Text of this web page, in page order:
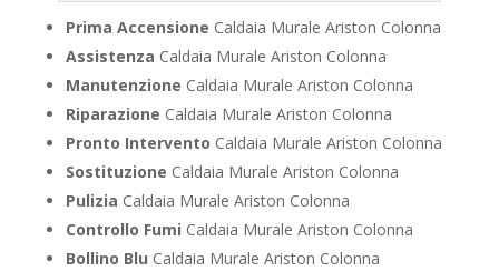
Prima Accensione Caldaia Murale Ariston Colonna
Assistenza Caldaia Murale Ariston Colonna
Manutenzione Caldaia Murale Ariston Colonna
Riparazione Caldaia Murale Ariston Colonna
Pronto Intervento Caldaia Murale Ariston Colonna
Sostituzione Caldaia Murale Ariston Colonna
Pulizia Caldaia Murale Ariston Colonna
Controllo Fumi Caldaia Murale Ariston Colonna
Bollino Blu Caldaia Murale Ariston Colonna